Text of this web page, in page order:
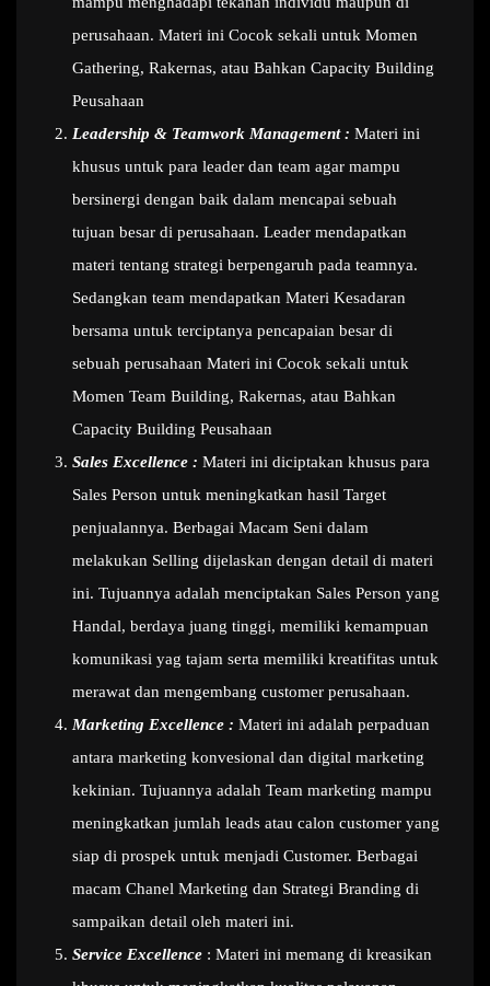
perusahaan. Materi ini Cocok sekali untuk Momen
Gathering, Rakernas, atau Bahkan Capacity Building
Peusahaan
Leadership & Teamwork Management : Materi ini
khusus untuk para leader dan team agar mampu
bersinergi dengan baik dalam mencapai sebuah
tujuan besar di perusahaan. Leader mendapatkan
materi tentang strategi berpengaruh pada teamnya.
Sedangkan team mendapatkan Materi Kesadaran
bersama untuk terciptanya pencapaian besar di
sebuah perusahaan Materi ini Cocok sekali untuk
Momen Team Building, Rakernas, atau Bahkan
Capacity Building Peusahaan
Sales Excellence : Materi ini diciptakan khusus para
Sales Person untuk meningkatkan hasil Target
penjualannya. Berbagai Macam Seni dalam
melakukan Selling dijelaskan dengan detail di materi
ini. Tujuannya adalah menciptakan Sales Person yang
Handal, berdaya juang tinggi, memiliki kemampuan
komunikasi yag tajam serta memiliki kreatifitas untuk
merawat dan mengembang customer perusahaan.
Marketing Excellence : Materi ini adalah perpaduan
antara marketing konvesional dan digital marketing
kekinian. Tujuannya adalah Team marketing mampu
meningkatkan jumlah leads atau calon customer yang
siap di prospek untuk menjadi Customer. Berbagai
macam Chanel Marketing dan Strategi Branding di
sampaikan detail oleh materi ini.
Service Excellence : Materi ini memang di kreasikan